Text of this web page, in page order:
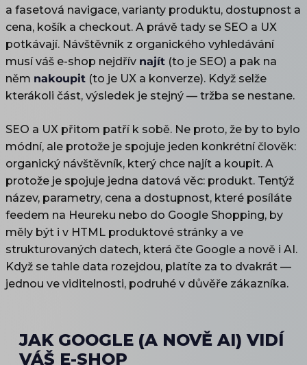
a fasetová navigace, varianty produktu, dostupnost a
cena, košík a checkout. A právě tady se SEO a UX
potkávají. Návštěvník z organického vyhledávání
musí váš e-shop nejdřív najít (to je SEO) a pak na
něm nakoupit (to je UX a konverze). Když selže
kterákoli část, výsledek je stejný — tržba se nestane.
SEO a UX přitom patří k sobě. Ne proto, že by to bylo
módní, ale protože je spojuje jeden konkrétní člověk:
organický návštěvník, který chce najít a koupit. A
protože je spojuje jedna datová věc: produkt. Tentýž
název, parametry, cena a dostupnost, které posíláte
feedem na Heureku nebo do Google Shopping, by
měly být i v HTML produktové stránky a ve
strukturovaných datech, která čte Google a nově i AI.
Když se tahle data rozejdou, platíte za to dvakrát —
jednou ve viditelnosti, podruhé v důvěře zákazníka.
JAK GOOGLE (A NOVĚ AI) VIDÍ
VÁŠ E-SHOP